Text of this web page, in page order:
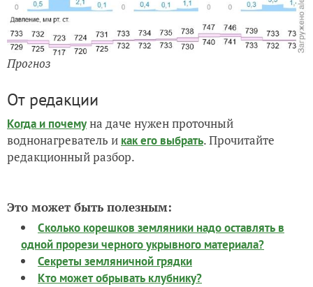
Прогноз
От редакции
Когда и почемуна даче нужен проточный
воднонагреватель и как его выбрать. Прочитайте
редакционный разбор.
Это может быть полезным:
Сколько корешков земляники надо оставлять в
одной прорези черного укрывного материала?
Секреты земляничной грядки
Кто может обрывать клубнику?